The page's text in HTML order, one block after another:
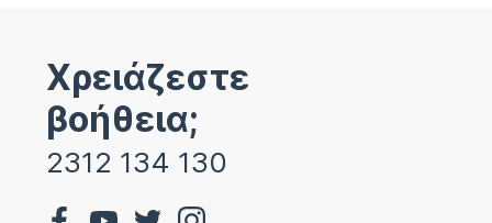
Χρειάζεστε
βοήθεια;
2312 134 130